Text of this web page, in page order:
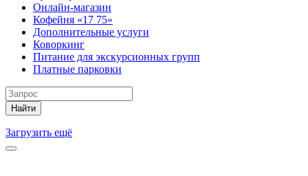
Онлайн-магазин
Кофейня «17 75»
Дополнительные услуги
Коворкинг
Питание для экскурсионных групп
Платные парковки
Найти
Загрузить ещё